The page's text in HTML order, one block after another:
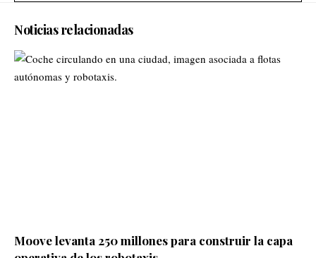
Noticias relacionadas
Moove levanta 250 millones para construir la capa